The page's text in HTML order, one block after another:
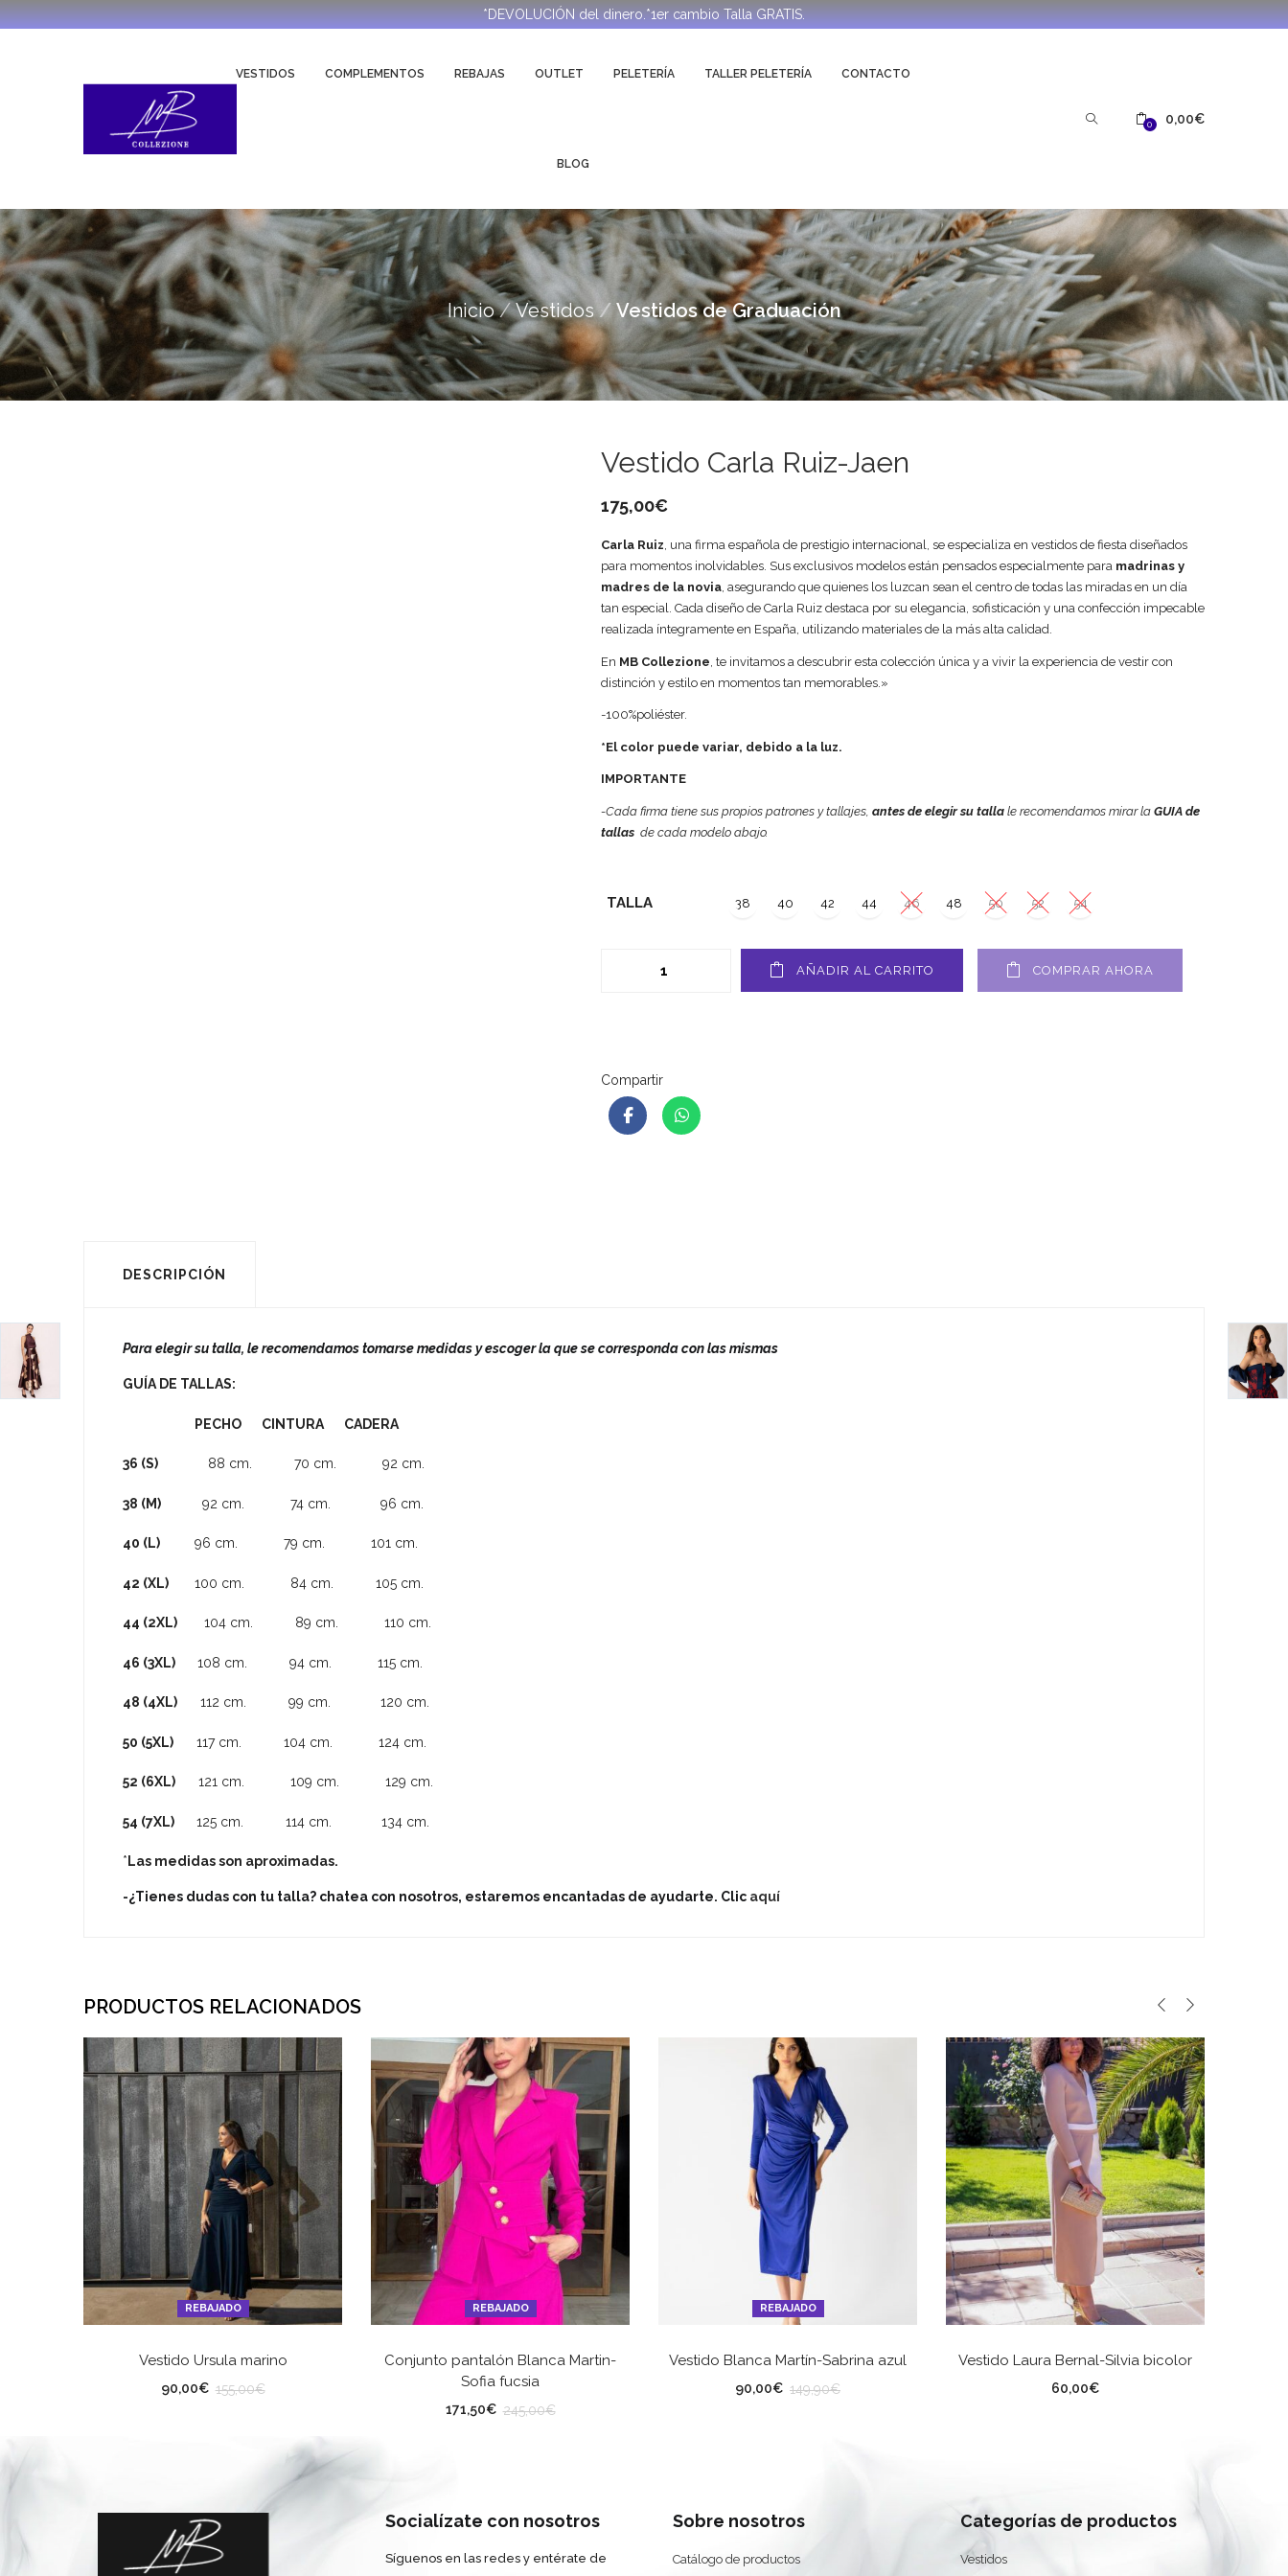
*DEVOLUCIÓN del dinero.*1er cambio Talla GRATIS.
VESTIDOS COMPLEMENTOS REBAJAS OUTLET PELETERÍA TALLER PELETERÍA CONTACTO
BLOG
0 0,00€
Inicio Vestidos Vestidos de Graduación
Vestido Carla Ruiz-Jaen
175,00€
Carla Ruiz, una firma española de prestigio internacional, se especializa en vestidos de fiesta diseñados
para momentos inolvidables. Sus exclusivos modelos están pensados especialmente para madrinas y
madres de la novia, asegurando que quienes los luzcan sean el centro de todas las miradas en un día
tan especial. Cada diseño de Carla Ruiz destaca por su elegancia, sofisticación y una confección impecable
realizada íntegramente en España, utilizando materiales de la más alta calidad.
En MB Collezione , te invitamos a descubrir esta colección única y a vivir la experiencia de vestir con
distinción y estilo en momentos tan memorables.»
-100%poliéster.
*El color puede variar, debido a la luz.
IMPORTANTE
-Cada firma tiene sus propios patrones y tallajes, antes de elegir su talla le recomendamos mirar la GUIA de
tallas de cada modelo abajo.
TALLA 38 40 42 44 46 48 50 52 54
AÑADIR AL CARRITO COMPRAR AHORA
Compartir
DESCRIPCIÓN
Para elegir su talla, le recomendamos tomarse medidas y escoger la que se corresponda con las mismas
GUÍA DE TALLAS:
PECHO CINTURA CADERA
36 (S) 88 cm. 70 cm. 92 cm.
38 (M) 92 cm. 74 cm. 96 cm.
40 (L) 96 cm. 79 cm. 101 cm.
42 (XL) 100 cm. 84 cm. 105 cm.
44 (2XL) 104 cm. 89 cm. 110 cm.
46 (3XL) 108 cm. 94 cm. 115 cm.
48 (4XL) 112 cm. 99 cm. 120 cm.
50 (5XL) 117 cm. 104 cm. 124 cm.
52 (6XL) 121 cm. 109 cm. 129 cm.
54 (7XL) 125 cm. 114 cm. 134 cm.
* Las medidas son aproximadas.
-¿Tienes dudas con tu talla? chatea con nosotros, estaremos encantadas de ayudarte. Clic aquí
PRODUCTOS RELACIONADOS
REBAJADO
Vestido Ursula marino
90,00€ 155,00€
REBAJADO
Conjunto pantalón Blanca Martin-
Sofia fucsia
171,50€ 245,00€
REBAJADO
Vestido Blanca Martín-Sabrina azul
90,00€ 149,90€
Vestido Laura Bernal-Silvia bicolor
60,00€
Socialízate con nosotros
Síguenos en las redes y entérate de
Sobre nosotros
Catálogo de productos
Categorías de productos
Vestidos